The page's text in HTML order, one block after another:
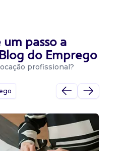
um passo a
do Emprego
profissional?